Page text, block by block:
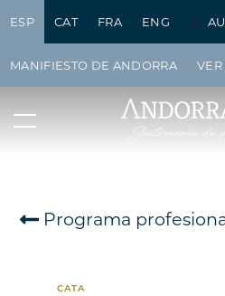
ESP CAT FRA ENG
MANIFIESTO DE ANDORRA
Programa
CATA